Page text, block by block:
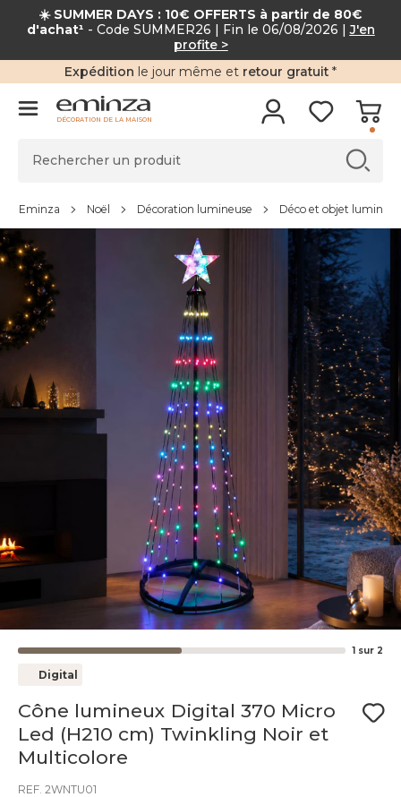
☀️ SUMMER DAYS : 10€ OFFERTS à partir de 80€
d'achat¹ - Code SUMMER26 | Fin le 06/08/2026 |J'en
profite >
Expédition le jour même et retour gratuit *
DÉCORATION DE LA MAISON
Eminza Noël Décoration lumineuse Déco et objet lumineux
1 sur 2
Digital
Cône lumineux Digital 370 Micro
Led (H210 cm) Twinkling Noir et
Multicolore
REF. 2WNTU01